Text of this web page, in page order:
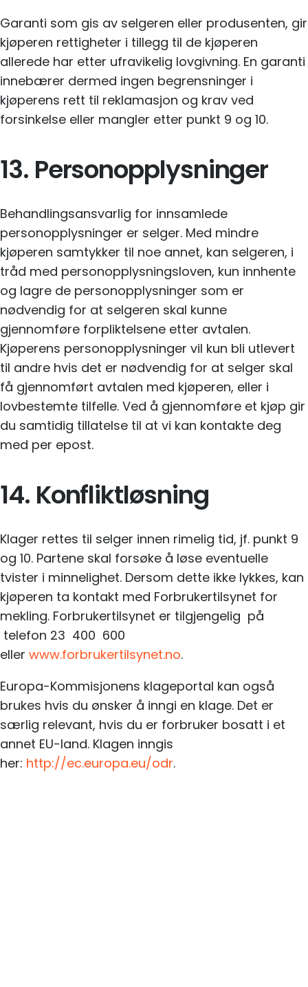
Garanti som gis av selgeren eller produsenten, gir
kjøperen rettigheter i tillegg til de kjøperen
allerede har etter ufravikelig lovgivning. En garanti
innebærer dermed ingen begrensninger i
kjøperens rett til reklamasjon og krav ved
forsinkelse eller mangler etter punkt 9 og 10.
13. Personopplysninger
Behandlingsansvarlig for innsamlede
personopplysninger er selger. Med mindre
kjøperen samtykker til noe annet, kan selgeren, i
tråd med personopplysningsloven, kun innhente
og lagre de personopplysninger som er
nødvendig for at selgeren skal kunne
gjennomføre forpliktelsene etter avtalen.
Kjøperens personopplysninger vil kun bli utlevert
til andre hvis det er nødvendig for at selger skal
få gjennomført avtalen med kjøperen, eller i
lovbestemte tilfelle. Ved å gjennomføre et kjøp gir
du samtidig tillatelse til at vi kan kontakte deg
med per epost.
14. Konfliktløsning
Klager rettes til selger innen rimelig tid, jf. punkt 9
og 10. Partene skal forsøke å løse eventuelle
tvister i minnelighet. Dersom dette ikke lykkes, kan
kjøperen ta kontakt med Forbrukertilsynet for
mekling. Forbrukertilsynet er tilgjengelig på
telefon 23 400 600
eller www.forbrukertilsynet.no.
Europa-Kommisjonens klageportal kan også
brukes hvis du ønsker å inngi en klage. Det er
særlig relevant, hvis du er forbruker bosatt i et
annet EU-land. Klagen inngis
her: http://ec.europa.eu/odr.